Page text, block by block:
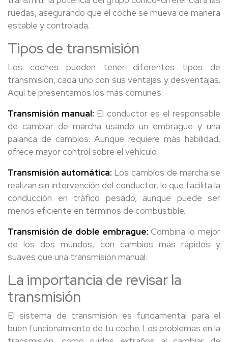
ruedas, asegurando que el coche se mueva de manera
estable y controlada.
Tipos de transmisión
Los coches pueden tener diferentes tipos de
transmisión, cada uno con sus ventajas y desventajas.
Aquí te presentamos los más comunes:
Transmisión manual: El conductor es el responsable
de cambiar de marcha usando un embrague y una
palanca de cambios. Aunque requiere más habilidad,
ofrece mayor control sobre el vehículo.
Transmisión automática: Los cambios de marcha se
realizan sin intervención del conductor, lo que facilita la
conducción en tráfico pesado, aunque puede ser
menos eficiente en términos de combustible.
Transmisión de doble embrague: Combina lo mejor
de los dos mundos, con cambios más rápidos y
suaves que una transmisión manual.
La importancia de revisar la
transmisión
El sistema de transmisión es fundamental para el
buen funcionamiento de tu coche. Los problemas en la